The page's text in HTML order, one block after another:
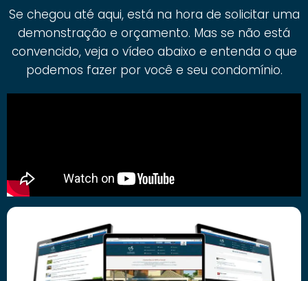
Se chegou até aqui, está na hora de solicitar uma
demonstração e orçamento. Mas se não está
convencido, veja o vídeo abaixo e entenda o que
podemos fazer por você e seu condomínio.